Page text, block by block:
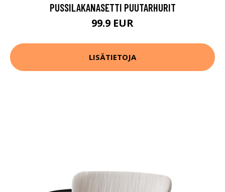
PUSSILAKANASETTI PUUTARHURIT
99.9 EUR
LISÄTIETOJA